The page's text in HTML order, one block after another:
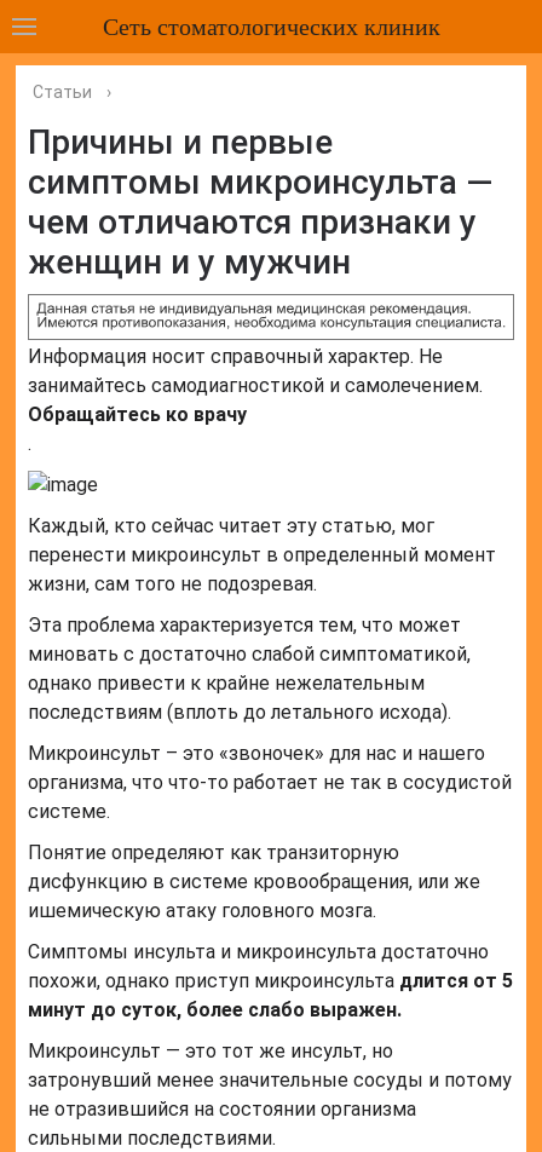
Сеть стоматологических клиник
Статьи ›
Причины и первые
симптомы микроинсульта —
чем отличаются признаки у
женщин и у мужчин
Информация носит справочный характер. Не
занимайтесь самодиагностикой и самолечением.
Обращайтесь ко врачу
.
Каждый, кто сейчас читает эту статью, мог
перенести микроинсульт в определенный момент
жизни, сам того не подозревая.
Эта проблема характеризуется тем, что может
миновать с достаточно слабой симптоматикой,
однако привести к крайне нежелательным
последствиям (вплоть до летального исхода).
Микроинсульт – это «звоночек» для нас и нашего
организма, что что-то работает не так в сосудистой
системе.
Понятие определяют как транзиторную
дисфункцию в системе кровообращения, или же
ишемическую атаку головного мозга.
Симптомы инсульта и микроинсульта достаточно
похожи, однако приступ микроинсульта длится от 5
минут до суток, более слабо выражен.
Микроинсульт — это тот же инсульт, но
затронувший менее значительные сосуды и потому
не отразившийся на состоянии организма
сильными последствиями.